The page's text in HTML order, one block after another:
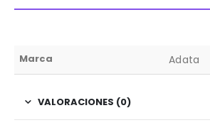
Marca Adata
VALORACIONES (0)